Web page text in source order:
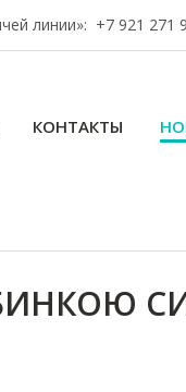
линии»: +7 921 271
КОНТАКТЫ